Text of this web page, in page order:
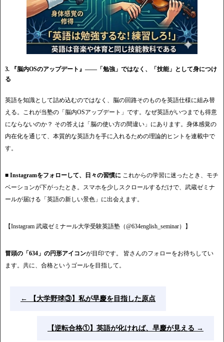
3. 『脳内OSのアップデート』——「勉強」ではなく、「技能」として身につけ
る
英語を知識として詰め込むのではなく、脳の回路そのものを英語仕様に組み替
える。これが当塾の「脳内OSアップデート」です。なぜ英語がいつまでも得意
にならないのか？ その答えは「脳の使い方の間違い」にあります。身体感覚の
内在化を通じて、本質的な英語力を手に入れるための理論的ヒントを連載中で
す。
■ Instagramをフォローして、日々の習慣に これからの学習に迷ったとき、モチ
ベーションが下がったとき。スマホを少しスクロールするだけで、武蔵ゼミナ
ールが届ける「英語の新しい景色」に出会えます。
【Instagram 武蔵ゼミナール大学受験英語塾（@634english_seminar）】
冒頭の「634」の円形アイコンが目印です。 皆さんのフォローをお待ちしてい
ます。共に、合格というゴールを目指して。
← 【大学野球③】私が早慶を目指した原点
【逆転合格①】英語が化ければ、早慶が見える →